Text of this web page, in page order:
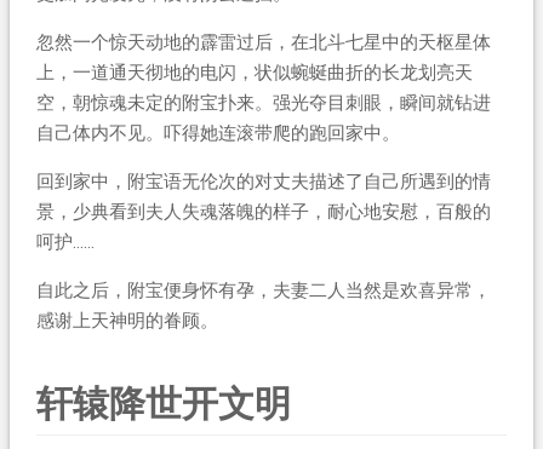
忽然一个惊天动地的霹雷过后，在北斗七星中的天枢星体
上，一道通天彻地的电闪，状似蜿蜒曲折的长龙划亮天
空，朝惊魂未定的附宝扑来。强光夺目刺眼，瞬间就钻进
自己体内不见。吓得她连滚带爬的跑回家中。
回到家中，附宝语无伦次的对丈夫描述了自己所遇到的情
景，少典看到夫人失魂落魄的样子，耐心地安慰，百般的
呵护……
自此之后，附宝便身怀有孕，夫妻二人当然是欢喜异常，
感谢上天神明的眷顾。
轩辕降世开文明